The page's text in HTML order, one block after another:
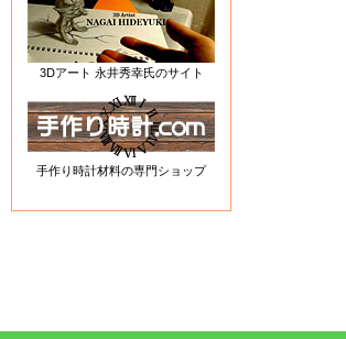
3Dアート 永井秀幸氏のサイト
手作り時計材料の専門ショップ